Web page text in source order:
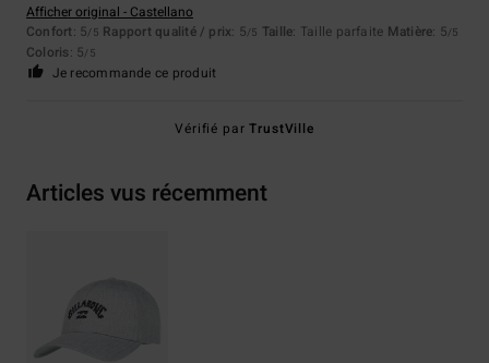
Afficher original - Castellano
Confort: 5/5 Rapport qualité / prix: 5/5 Taille: Taille parfaite Matière: 5/5
Coloris: 5/5
Je recommande ce produit
Vérifié parTrustVille
Articles vus récemment